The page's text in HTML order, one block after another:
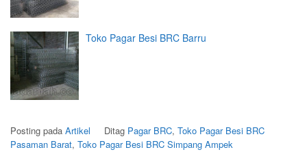
Toko Pagar Besi BRC Barru
Posting pada Artikel Ditag Pagar BRC, Toko Pagar Besi BRC
Pasaman Barat, Toko Pagar Besi BRC Simpang Ampek